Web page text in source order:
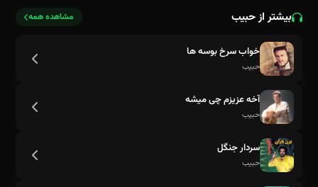
بیشتر از حبیب مشاهده همه
خواب سرخ بوسه ها
حبیب
آخه عزیزم چی میشه
حبیب
سردار جنگل
حبیب